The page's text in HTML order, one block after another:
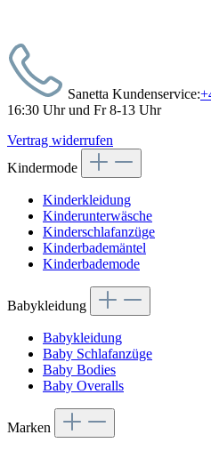
Sanetta Kundenservice:
16:30 Uhr und Fr 8-13 Uhr
Vertrag widerrufen
Kindermode
Kinderkleidung
Kinderunterwäsche
Kinderschlafanzüge
Kinderbademäntel
Kinderbademode
Babykleidung
Babykleidung
Baby Schlafanzüge
Baby Bodies
Baby Overalls
Marken